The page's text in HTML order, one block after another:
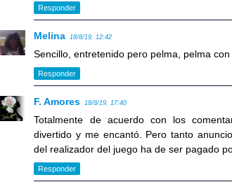
Responder
Melina 18/8/19, 12:42
Sencillo, entretenido pero pelma, pelma
Responder
F. Amores 18/8/19, 17:40
Totalmente de acuerdo con los
divertido y me encantó. Pero tanto
del realizador del juego ha de ser pagado
Responder